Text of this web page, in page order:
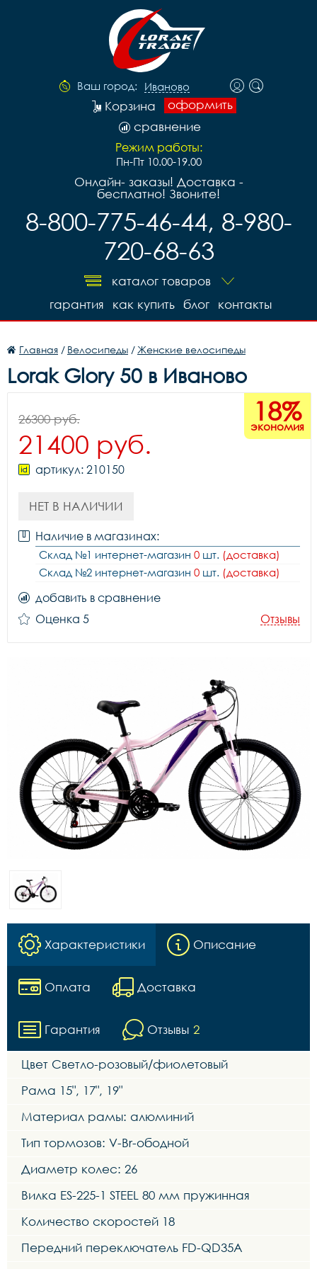
Ваш город: Иваново
оформить
Корзина
сравнение
Режим работы:
Пн-Пт 10.00-19.00
Онлайн- заказы! Доставка -
бесплатно! Звоните!
8-800-775-46-44, 8-980-
720-68-63
каталог товаров
контакты
блог
как купить
гарантия
Главная / Велосипеды / Женские велосипеды
Lorak Glory 50 в Иваново
18%
экономия
26300 руб.
21400 руб.
артикул: 210150
НЕТ В НАЛИЧИИ
Наличие в магазинах:
Склад №1 интернет-магазин 0 шт. (доставка)
Склад №2 интернет-магазин 0 шт. (доставка)
добавить в сравнение
Оценка 5
Отзывы
Характеристики Описание
Оплата Доставка
Гарантия Отзывы 2
Цвет Светло-розовый/фиолетовый
Рама 15", 17", 19"
Материал рамы: алюминий
Тип тормозов: V-Br-ободной
Диаметр колес: 26
Вилка ES-225-1 STEEL 80 мм пружинная
Количество скоростей 18
Передний переключатель FD-QD35A